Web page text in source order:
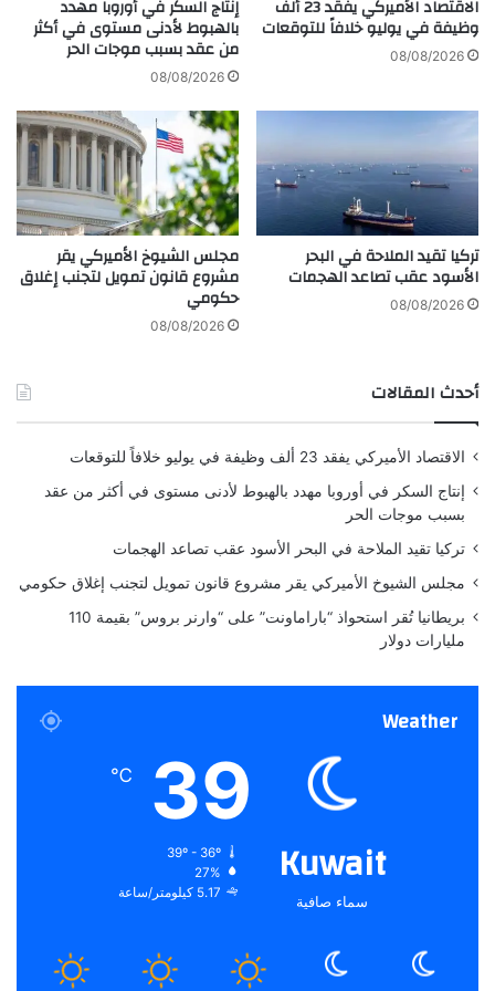
ا
ر
ش
ق
ي
ي
ب
ي
ا
الاقتصاد الأميركي يفقد 23 ألف
وظيفة في يوليو خلافاً للتوقعات
08/08/2026
إنتاج السكر في أوروبا مهدد
بالهبوط لأدنى مستوى في أكثر
من عقد بسبب موجات الحر
08/08/2026
تركيا تقيد الملاحة في البحر
الأسود عقب تصاعد الهجمات
08/08/2026
مجلس الشيوخ الأميركي يقر
مشروع قانون تمويل لتجنب إغلاق
حكومي
08/08/2026
أحدث المقالات
الاقتصاد الأميركي يفقد 23 ألف وظيفة في يوليو خلافاً للتوقعات
إنتاج السكر في أوروبا مهدد بالهبوط لأدنى مستوى في أكثر من عقد
بسبب موجات الحر
تركيا تقيد الملاحة في البحر الأسود عقب تصاعد الهجمات
مجلس الشيوخ الأميركي يقر مشروع قانون تمويل لتجنب إغلاق حكومي
بريطانيا تُقر استحواذ “باراماونت” على “وارنر بروس” بقيمة 110
مليارات دولار
Weather
Kuwait
سماء صافية
39
℃
39º - 36º
27%
5.17 كيلومتر/ساعة